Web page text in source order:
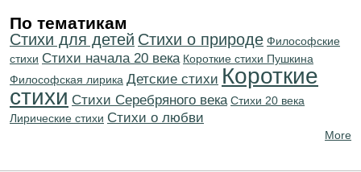
По тематикам
Стихи для детей Стихи о природе Философские
стихи Cтихи начала 20 века Короткие стихи Пушкина
Философская лирика Детские стихи Короткие
стихи Cтихи Серебряного века Стихи 20 века
Лирические стихи Стихи о любви
More